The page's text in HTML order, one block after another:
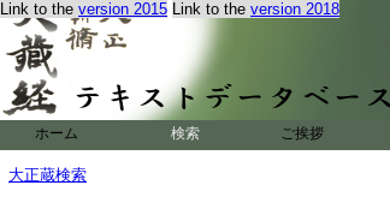
Link to the version 2015 Link to the version 2018
ホーム 検索 ご挨拶
大正蔵検索